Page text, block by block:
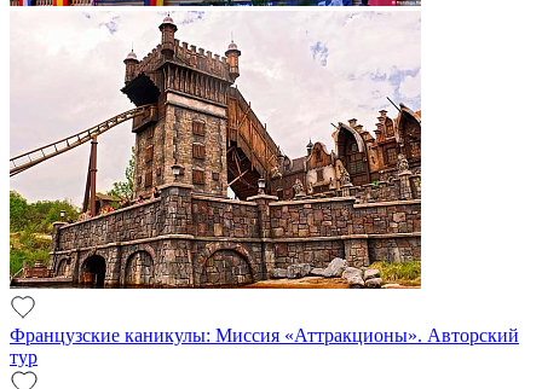
Французские каникулы: Миссия «Аттракционы». Авторский
тур